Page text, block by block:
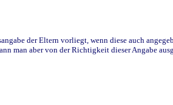
der Eltern vorliegt, wenn diese auch
man aber von der Richtigkeit dieser Angabe